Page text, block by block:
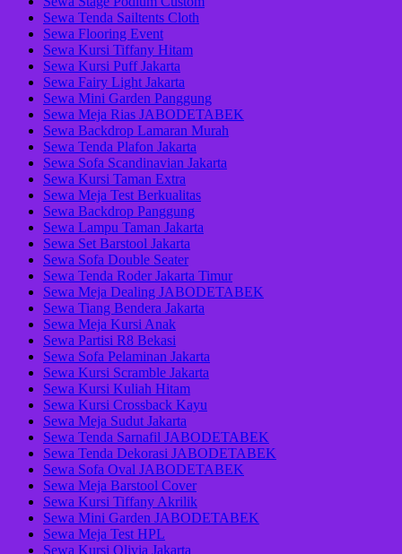
Sewa Tenda Sailtents Cloth
Sewa Flooring Event
Sewa Kursi Tiffany Hitam
Sewa Kursi Puff Jakarta
Sewa Fairy Light Jakarta
Sewa Mini Garden Panggung
Sewa Meja Rias JABODETABEK
Sewa Backdrop Lamaran Murah
Sewa Tenda Plafon Jakarta
Sewa Sofa Scandinavian Jakarta
Sewa Kursi Taman Extra
Sewa Meja Test Berkualitas
Sewa Backdrop Panggung
Sewa Lampu Taman Jakarta
Sewa Set Barstool Jakarta
Sewa Sofa Double Seater
Sewa Tenda Roder Jakarta Timur
Sewa Meja Dealing JABODETABEK
Sewa Tiang Bendera Jakarta
Sewa Meja Kursi Anak
Sewa Partisi R8 Bekasi
Sewa Sofa Pelaminan Jakarta
Sewa Kursi Scramble Jakarta
Sewa Kursi Kuliah Hitam
Sewa Kursi Crossback Kayu
Sewa Meja Sudut Jakarta
Sewa Tenda Sarnafil JABODETABEK
Sewa Tenda Dekorasi JABODETABEK
Sewa Sofa Oval JABODETABEK
Sewa Meja Barstool Cover
Sewa Kursi Tiffany Akrilik
Sewa Mini Garden JABODETABEK
Sewa Meja Test HPL
Sewa Kursi Olivia Jakarta